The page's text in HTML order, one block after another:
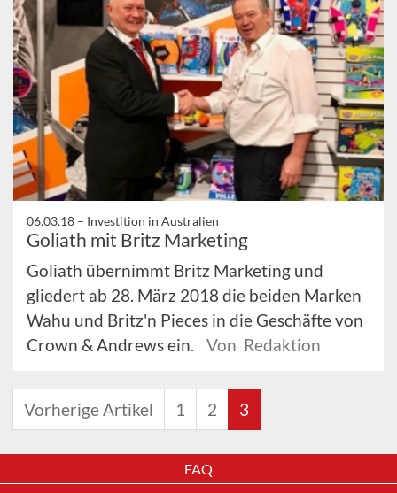
06.03.18 – Investition in Australien
Goliath mit Britz Marketing
Goliath übernimmt Britz Marketing und
gliedert ab 28. März 2018 die beiden Marken
Wahu und Britz'n Pieces in die Geschäfte von
Crown & Andrews ein.
Von Redaktion
Vorherige Artikel 1 2 3
FAQ